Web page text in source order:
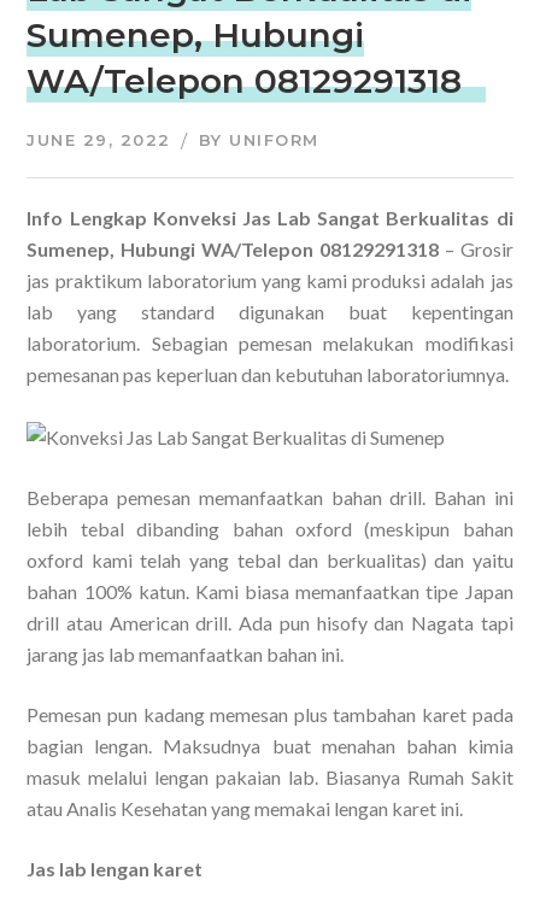
Sumenep, Hubungi
WA/Telepon 08129291318
JUNE 29, 2022 BY UNIFORM
Info Lengkap Konveksi Jas Lab Sangat Berkualitas di
Sumenep, Hubungi WA/Telepon 08129291318– Grosir
jas praktikum laboratorium yang kami produksi adalah jas
lab yang standard digunakan buat kepentingan
laboratorium. Sebagian pemesan melakukan modifikasi
pemesanan pas keperluan dan kebutuhan laboratoriumnya.
Beberapa pemesan memanfaatkan bahan drill. Bahan ini
lebih tebal dibanding bahan oxford (meskipun bahan
oxford kami telah yang tebal dan berkualitas) dan yaitu
bahan 100% katun. Kami biasa memanfaatkan tipe Japan
drill atau American drill. Ada pun hisofy dan Nagata tapi
jarang jas lab memanfaatkan bahan ini.
Pemesan pun kadang memesan plus tambahan karet pada
bagian lengan. Maksudnya buat menahan bahan kimia
masuk melalui lengan pakaian lab. Biasanya Rumah Sakit
atau Analis Kesehatan yang memakai lengan karet ini.
Jas lab lengan karet